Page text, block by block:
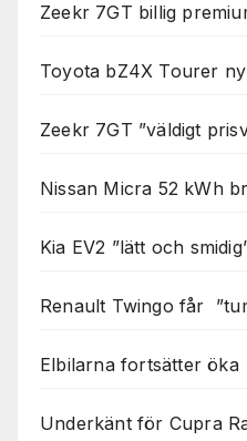
Zeekr 7GT billig
Toyota bZ4X Tourer
Zeekr 7GT ”väldigt
Nissan Micra 52 kWh
Kia EV2 ”lätt och
Renault Twingo får
Elbilarna fortsätter öka
Underkänt för Cupra